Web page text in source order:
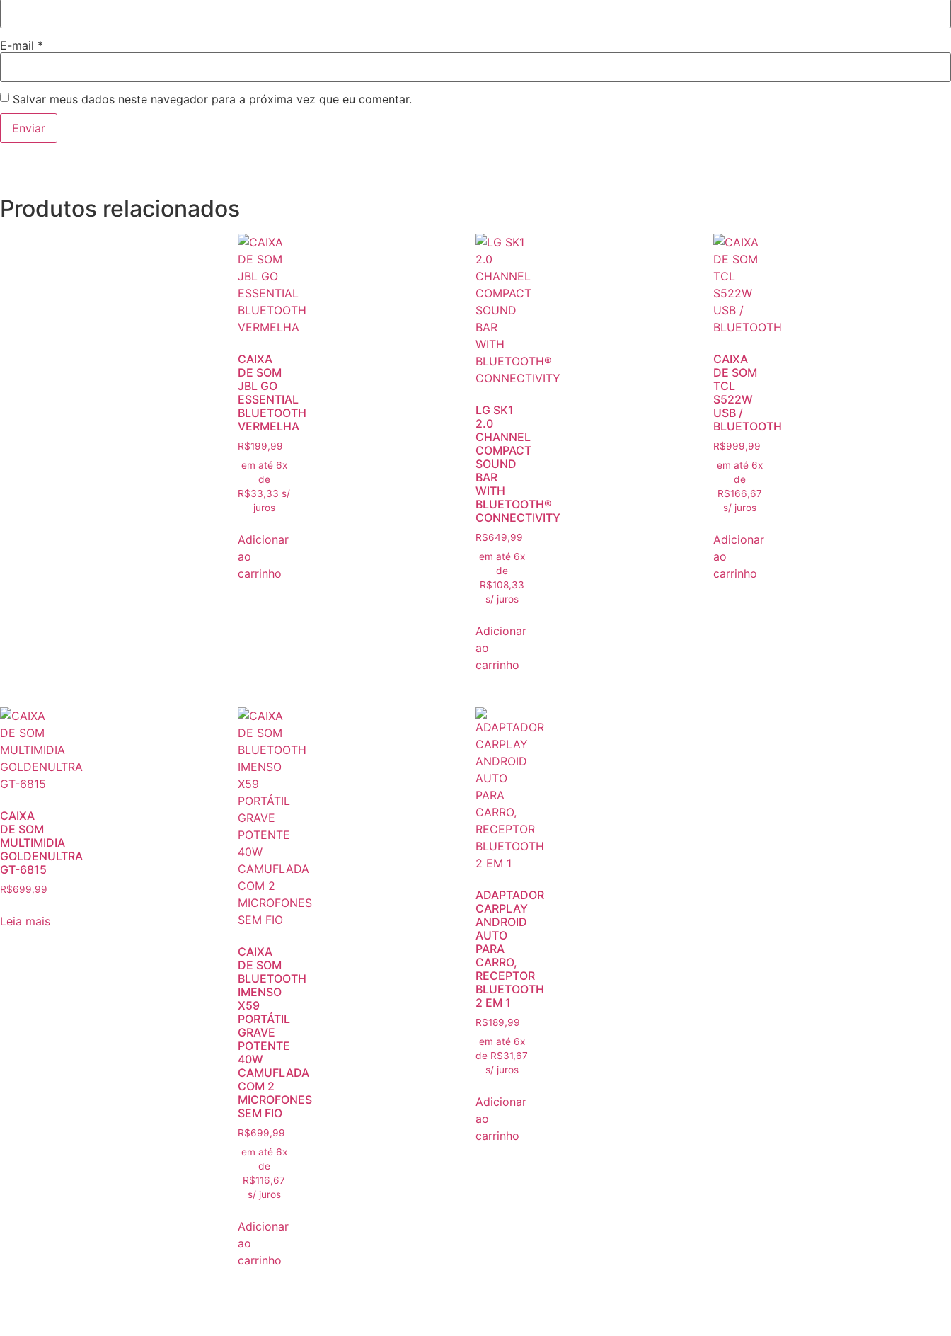
E-mail *
Salvar meus dados neste navegador para a próxima vez que eu comentar.
Produtos relacionados
CAIXA
DE SOM
JBL GO
ESSENTIAL
BLUETOOTH
VERMELHA
R$199,99
em até 6x
de
R$33,33 s/
juros
Adicionar
ao
carrinho
LG SK1
2.0
CHANNEL
COMPACT
SOUND
BAR
WITH
BLUETOOTH®
CONNECTIVITY
R$649,99
em até 6x
de
R$108,33
s/ juros
Adicionar
ao
carrinho
CAIXA
DE SOM
TCL
S522W
USB /
BLUETOOTH
R$999,99
em até 6x
de
R$166,67
s/ juros
Adicionar
ao
carrinho
CAIXA
DE SOM
MULTIMIDIA
GOLDENULTRA
GT-6815
R$699,99
Leia mais
CAIXA
DE SOM
BLUETOOTH
IMENSO
X59
PORTÁTIL
GRAVE
POTENTE
40W
CAMUFLADA
COM 2
MICROFONES
SEM FIO
R$699,99
em até 6x
de
R$116,67
s/ juros
Adicionar
ao
carrinho
ADAPTADOR
CARPLAY
ANDROID
AUTO
PARA
CARRO,
RECEPTOR
BLUETOOTH
2 EM 1
R$189,99
em até 6x
de R$31,67
s/ juros
Adicionar
ao
carrinho